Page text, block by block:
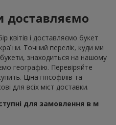
доставляємо
квітів і доставляємо букет
Точний перелік, куди ми
знаходиться на нашому
географію. Перевіряйте
Ціна гіпсофілів та
для всіх міст доставки.
для замовлення в м